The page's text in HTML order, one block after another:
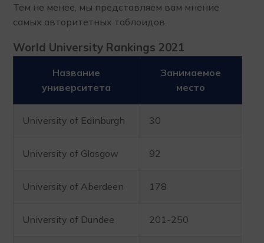
Тем не менее, мы представляем вам мнение
самых авторитетных таблоидов.
World University Rankings 2021
Название
университета
Занимаемое
место
University of Edinburgh 30
University of Glasgow 92
University of Aberdeen 178
University of Dundee 201-250